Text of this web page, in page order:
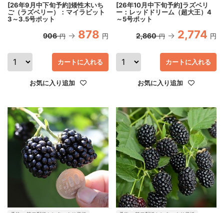
[26年9月中下旬予約]矮性木いち
ご（ラズベリー）：マイラビット
3～3.5号ポット
906 円 878 円
お気に入り追加
カートに入れる
[26年10月中下旬予約]ラズベリ
ー：レッドドリーム（超大王）4
～5号ポット
2,860 円 2,774 円
お気に入り追加
カートに入れる